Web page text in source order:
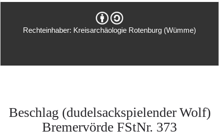
Rechteinhaber: Kreisarchäologie Rotenburg (Wümme)
Beschlag (dudelsackspielender Wolf)
Bremervörde FStNr. 373